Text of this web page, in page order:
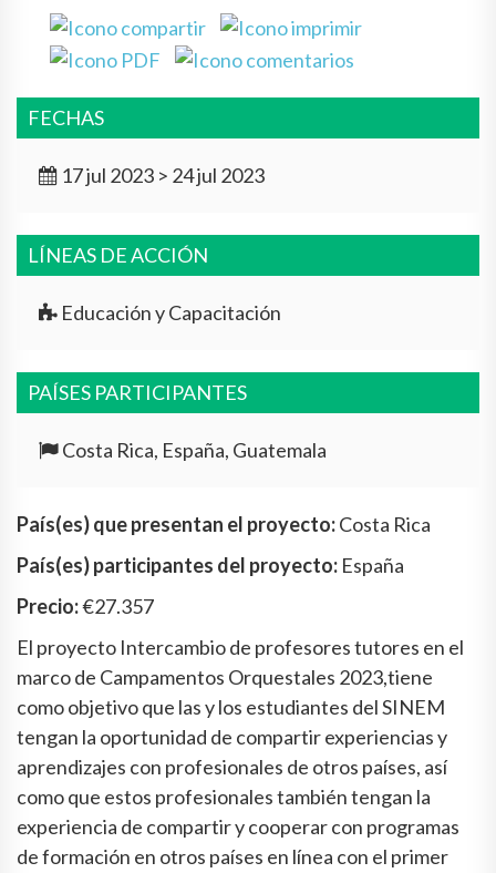
FECHAS
17 jul 2023 > 24 jul 2023
LÍNEAS DE ACCIÓN
Educación y Capacitación
PAÍSES PARTICIPANTES
Costa Rica, España, Guatemala
País(es) que presentan el proyecto:Costa Rica
País(es) participantes del proyecto: España
Precio:€27.357
El proyecto Intercambio de profesores tutores en el
marco de Campamentos Orquestales 2023,tiene
como objetivo que las y los estudiantes del SINEM
tengan la oportunidad de compartir experiencias y
aprendizajes con profesionales de otros países, así
como que estos profesionales también tengan la
experiencia de compartir y cooperar con programas
de formación en otros países en línea con el primer